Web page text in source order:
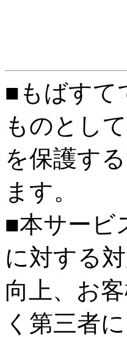
■もばすて
ものとし
を保護す
ます。
■本サービ
に対する
向上、お
く第三者